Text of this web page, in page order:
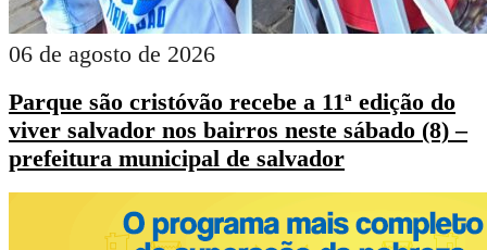
06 de agosto de 2026
Parque são cristóvão recebe a 11ª edição do
viver salvador nos bairros neste sábado (8) –
prefeitura municipal de salvador